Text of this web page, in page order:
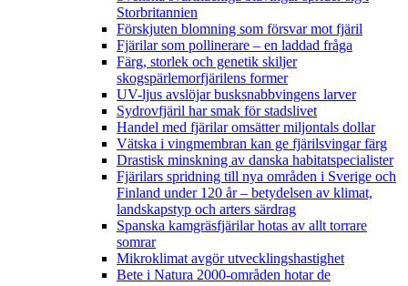
Storbritannien
Förskjuten blomning som försvar mot fjäril
Fjärilar som pollinerare – en laddad fråga
Färg, storlek och genetik skiljer
skogspärlemorfjärilens former
UV-ljus avslöjar busksnabbvingens larver
Sydrovfjäril har smak för stadslivet
Handel med fjärilar omsätter miljontals dollar
Vätska i vingmembran kan ge fjärilsvingar färg
Drastisk minskning av danska habitatspecialister
Fjärilars spridning till nya områden i Sverige och
Finland under 120 år– betydelsen av klimat,
landskapstyp och arters särdrag
Spanska kamgräsfjärilar hotas av allt torrare
somrar
Mikroklimat avgör utvecklingshastighet
Bete i Natura 2000-områden hotar de